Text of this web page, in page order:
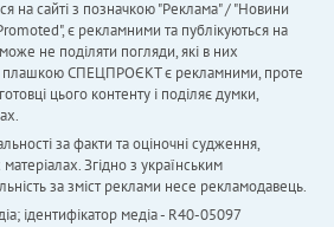
на сайті з позначкою "Реклама" / "Новини
є рекламними та публікуються на
не поділяти погляди, які в них
плашкою СПЕЦПРОЄКТ є рекламними, проте
цього контенту і поділяє думки,
за факти та оціночні судження,
Згідно з українським
за зміст реклами несе рекламодавець.
ідентифікатор медіа - R40-05097